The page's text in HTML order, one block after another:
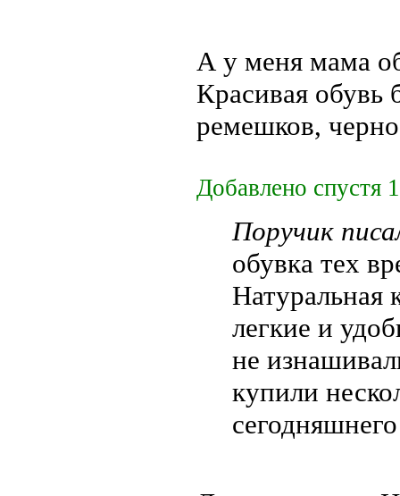
А у меня мама
Красивая обувь
ремешков,
Добавлено спустя
Поручик
обувка тех
Натуральная
легкие и
не
купили